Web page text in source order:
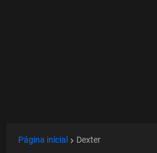
Página inicial Dexter